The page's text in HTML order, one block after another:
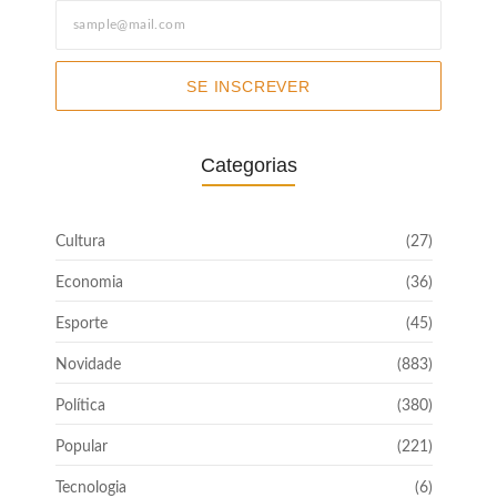
SE INSCREVER
Categorias
Cultura (27)
Economia (36)
Esporte (45)
Novidade (883)
Política (380)
Popular (221)
Tecnologia (6)